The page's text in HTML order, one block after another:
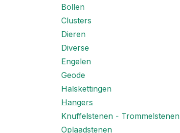
Bollen
Clusters
Dieren
Diverse
Engelen
Geode
Halskettingen
Hangers
Knuffelstenen - Trommelstenen
Oplaadstenen